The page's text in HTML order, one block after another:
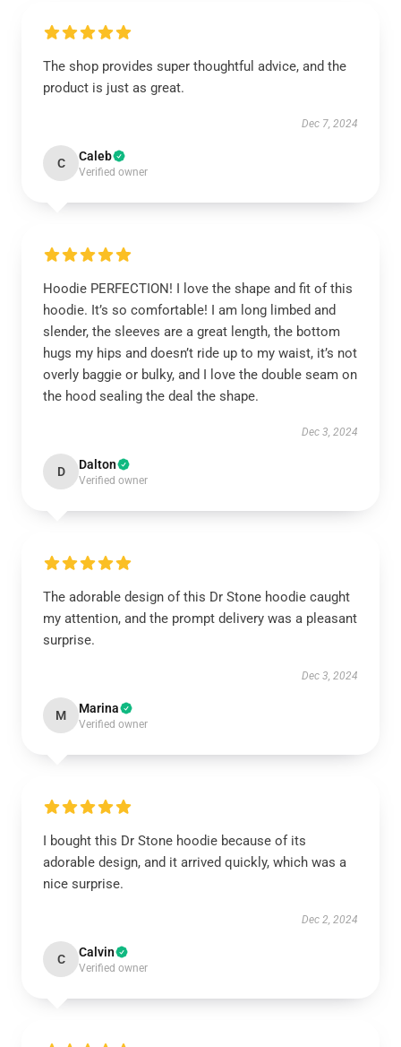
The shop provides super thoughtful advice, and the
product is just as great.
Dec 7, 2024
C Caleb
Verified owner
Hoodie PERFECTION! I love the shape and fit of this
hoodie. It’s so comfortable! I am long limbed and
slender, the sleeves are a great length, the bottom
hugs my hips and doesn’t ride up to my waist, it’s not
overly baggie or bulky, and I love the double seam on
the hood sealing the deal the shape.
Dec 3, 2024
D Dalton
Verified owner
The adorable design of this Dr Stone hoodie caught
my attention, and the prompt delivery was a pleasant
surprise.
Dec 3, 2024
M Marina
Verified owner
I bought this Dr Stone hoodie because of its
adorable design, and it arrived quickly, which was a
nice surprise.
Dec 2, 2024
C Calvin
Verified owner